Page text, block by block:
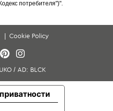
потребителя")".
Cookie Policy
/ AD: BLCK